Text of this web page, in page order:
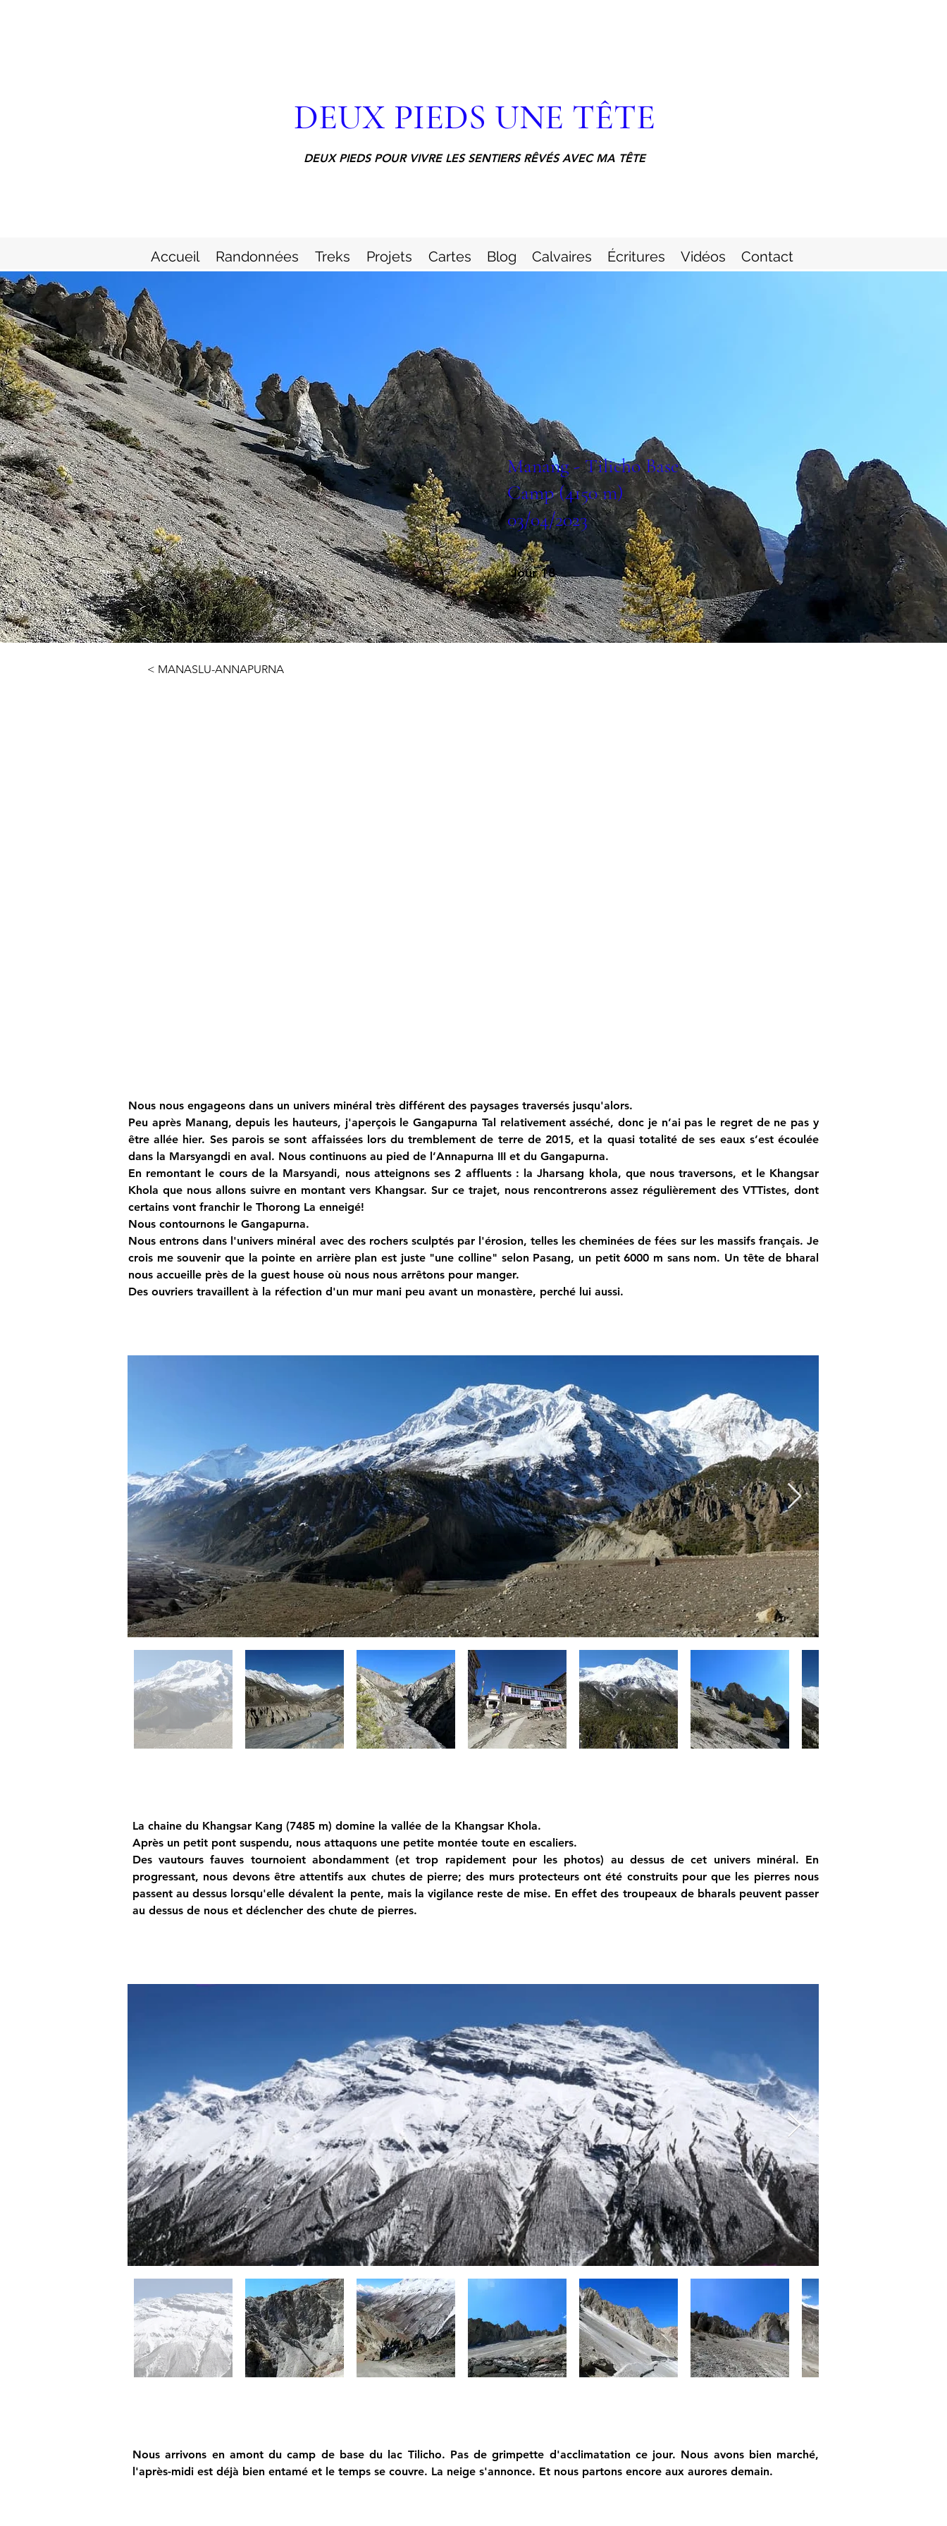
DEUX PIEDS UNE TÊTE
DEUX PIEDS POUR VIVRE LES SENTIERS RÊVÉS AVEC MA TÊTE
Accueil Randonnées Treks Projets Cartes Blog Calvaires Écritures Vidéos Contact
Manang - Tilicho Base
Camp (4150 m)
03/04/2023
Jour 18
< MANASLU-ANNAPURNA
Nous nous engageons dans un univers minéral très différent des paysages traversés jusqu'alors.
Peu après Manang, depuis les hauteurs, j'aperçois le Gangapurna Tal relativement asséché, donc je n’ai pas le regret de ne pas y
être allée hier. Ses parois se sont affaissées lors du tremblement de terre de 2015, et la quasi totalité de ses eaux s’est écoulée
dans la Marsyangdi en aval. Nous continuons au pied de l’Annapurna III et du Gangapurna.
En remontant le cours de la Marsyandi, nous atteignons ses 2 affluents : la Jharsang khola, que nous traversons, et le Khangsar
Khola que nous allons suivre en montant vers Khangsar. Sur ce trajet, nous rencontrerons assez régulièrement des VTTistes, dont
certains vont franchir le Thorong La enneigé!
Nous contournons le Gangapurna.
Nous entrons dans l'univers minéral avec des rochers sculptés par l'érosion, telles les cheminées de fées sur les massifs français. Je
crois me souvenir que la pointe en arrière plan est juste "une colline" selon Pasang, un petit 6000 m sans nom. Un tête de bharal
nous accueille près de la guest house où nous nous arrêtons pour manger.
Des ouvriers travaillent à la réfection d'un mur mani peu avant un monastère, perché lui aussi.
La chaine du Khangsar Kang (7485 m) domine la vallée de la Khangsar Khola.
Après un petit pont suspendu, nous attaquons une petite montée toute en escaliers.
Des vautours fauves tournoient abondamment (et trop rapidement pour les photos) au dessus de cet univers minéral. En
progressant, nous devons être attentifs aux chutes de pierre; des murs protecteurs ont été construits pour que les pierres nous
passent au dessus lorsqu'elle dévalent la pente, mais la vigilance reste de mise. En effet des troupeaux de bharals peuvent passer
au dessus de nous et déclencher des chute de pierres.
Nous arrivons en amont du camp de base du lac Tilicho. Pas de grimpette d'acclimatation ce jour. Nous avons bien marché,
l'après-midi est déjà bien entamé et le temps se couvre. La neige s'annonce. Et nous partons encore aux aurores demain.